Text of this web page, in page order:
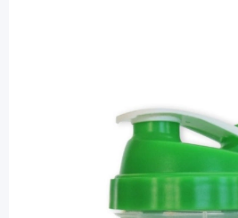
Bodymed Shaker 500
Diashop.de Kat.-Nr. 111847